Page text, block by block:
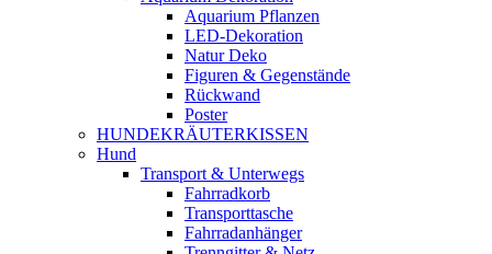
Aquarium Pflanzen
LED-Dekoration
Natur Deko
Figuren & Gegenstände
Rückwand
Poster
HUNDEKRÄUTERKISSEN
Hund
Transport & Unterwegs
Fahrradkorb
Transporttasche
Fahrradanhänger